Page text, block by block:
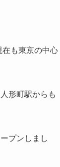
も東京の中心
形町駅からも
プンしまし